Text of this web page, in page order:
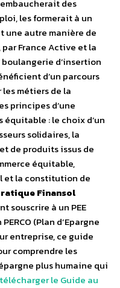
des
les formerait à un
une autre manière de
France Active et la
d’insertion
d’un parcours
métiers de la
principes d’une
: le choix d’un
solidaires, la
de produits issus de
équitable,
et la constitution de
Finansol
souscrire à un PEE
(Plan d’Epargne
entreprise, ce guide
comprendre les
plus humaine qui
le Guide au